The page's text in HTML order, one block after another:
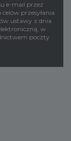
e-mail przez
przesyłania
ustawy z dnia
w
poczty